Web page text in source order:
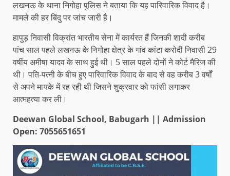
लखनऊ के थाना निगोहा पुलिस ने बताया कि यह पारिवारिक विवाद है।
मामले की हर बिंदु पर जांच जारी है।
हापुड़ निवासी विक्रांत भारतीय सेना में कार्यरत हैं जिनकी शादी करीब
पांच साल पहले लखनऊ के निगोहा क्षेत्र के गांव कांटा करोदी निवासी 29
वर्षीय अमीषा यादव के साथ हुई थी। 5 साल पहले दोनों ने कोर्ट मैरिज की
थी। पति-पत्नी के बीच हुए पारिवारिक विवाद के बाद से वह करीब 3 वर्षों
से अपने मायके में रह रही थी जिसने शुक्रवार को फांसी लगाकर
आत्महत्या कर ली।
Deewan Global School, Babugarh || Admission
Open: 7055651651